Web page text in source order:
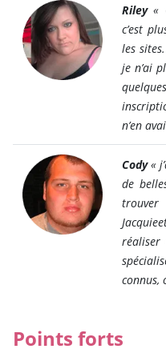
Riley«
c’est
les
je n’ai
n’en
Cody«
de
réaliser
connus,
Points forts